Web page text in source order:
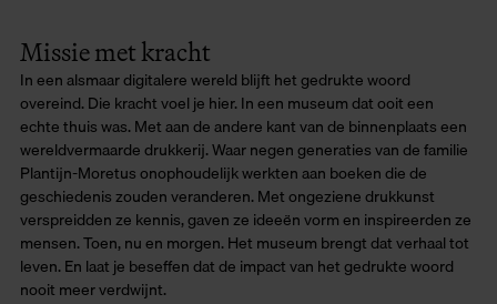
Missie met kracht
In een alsmaar digitalere wereld blijft het gedrukte woord
overeind. Die kracht voel je hier. In een museum dat ooit een
echte thuis was. Met aan de andere kant van de binnenplaats een
wereldvermaarde drukkerij. Waar negen generaties van de familie
Plantijn-Moretus onophoudelijk werkten aan boeken die de
geschiedenis zouden veranderen. Met ongeziene drukkunst
verspreidden ze kennis, gaven ze ideeën vorm en inspireerden ze
mensen. Toen, nu en morgen. Het museum brengt dat verhaal tot
leven. En laat je beseffen dat de impact van het gedrukte woord
nooit meer verdwijnt.